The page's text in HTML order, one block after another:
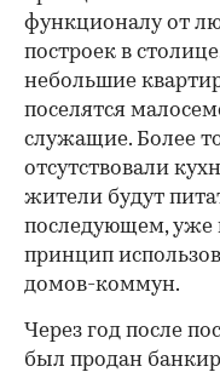
функционалу от
построек в
небольшие
поселятся
служащие. Более
отсутствовали
жители будут
последующем, уже
принцип
домов-коммун.
Через год после
был продан